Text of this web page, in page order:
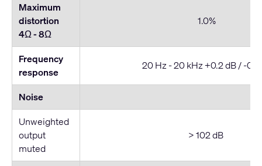
Maximum
distortion
4Ω - 8Ω
1.0%
Frequency
response
20 Hz - 20 kHz +0.2 dB / -0.7
Noise
Unweighted
output
muted
> 102 dB